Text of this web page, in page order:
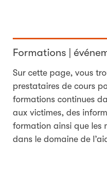
Formations |
Sur cette page, vous
prestataires de cours
formations continues
aux victimes, des
formation ainsi que les
dans le domaine de